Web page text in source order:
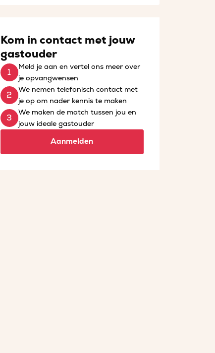
Kom in contact met jouw
gastouder
Meld je aan en vertel ons meer over
je opvangwensen
We nemen telefonisch contact met
je op om nader kennis te maken
We maken de match tussen jou en
jouw ideale gastouder
Aanmelden